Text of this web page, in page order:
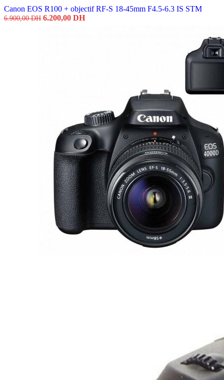
Canon EOS R100 + objectif RF-S 18-45mm F4.5-6.3 IS STM
6.900,00DH Le
6.200,00 DHLe